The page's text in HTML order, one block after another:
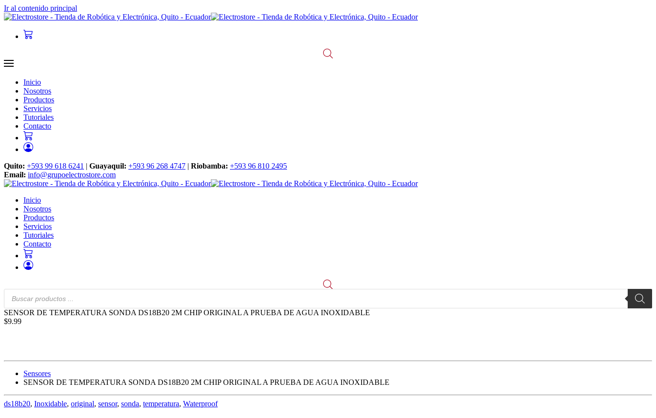
Ir al contenido principal
Inicio
Nosotros
Productos
Servicios
Tutoriales
Contacto
Quito: +593 99 618 6241 | Guayaquil: +593 96 268 4747 | Riobamba: +593 96 810 2495
Email: info@grupoelectrostore.com
Inicio
Nosotros
Productos
Servicios
Tutoriales
Contacto
Búsqueda
productos
SENSOR DE TEMPERATURA SONDA DS18B20 2M CHIP ORIGINAL A PRUEBA DE AGUA INOXIDABLE
$9.99
Sensores
SENSOR DE TEMPERATURA SONDA DS18B20 2M CHIP ORIGINAL A PRUEBA DE AGUA INOXIDABLE
ds18b20, Inoxidable, original, sensor, sonda, temperatura, Waterproof